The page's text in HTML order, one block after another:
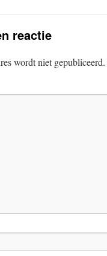
reactie
wordt niet gepubliceerd.